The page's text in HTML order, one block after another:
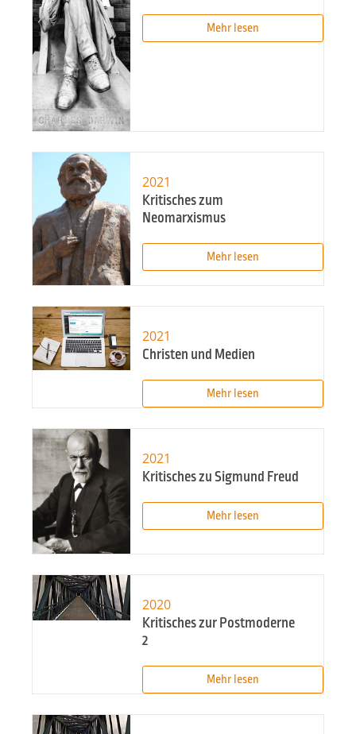
Mehr lesen
2021
Kritisches zum
Neomarxismus
Mehr lesen
2021
Christen und Medien
Mehr lesen
2021
Kritisches zu Sigmund Freud
Mehr lesen
2020
Kritisches zur Postmoderne
2
Mehr lesen